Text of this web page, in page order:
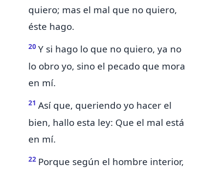
quiero; mas el mal que no quiero,
éste hago.
20 Y si hago lo que no quiero, ya no
lo obro yo, sino el pecado que mora
en mí.
21 Así que, queriendo yo hacer el
bien, hallo esta ley: Que el mal está
en mí.
22 Porque según el hombre interior,